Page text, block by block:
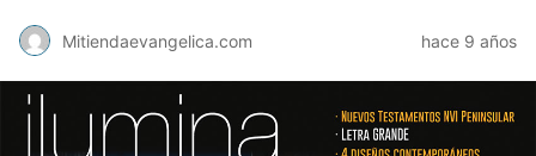
Mitiendaevangelica.com hace 9 años